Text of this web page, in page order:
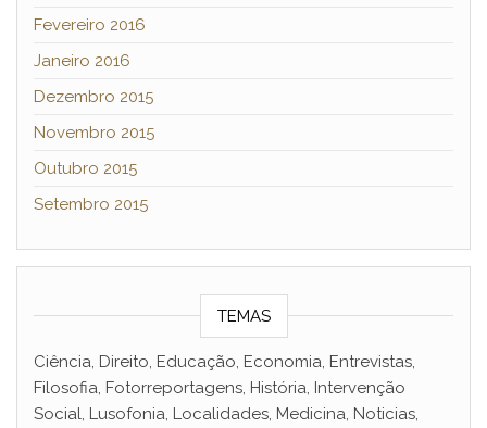
Fevereiro 2016
Janeiro 2016
Dezembro 2015
Novembro 2015
Outubro 2015
Setembro 2015
TEMAS
Ciência, Direito, Educação, Economia, Entrevistas,
Filosofia, Fotorreportagens, História, Intervenção
Social, Lusofonia, Localidades, Medicina, Noticias,